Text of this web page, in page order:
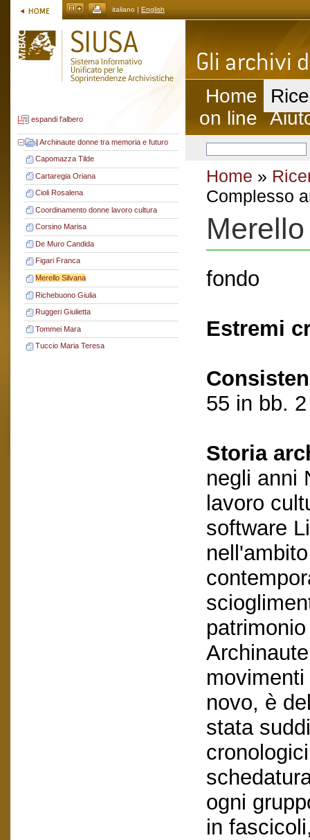
italiano | English
espandi l'albero
| Archinaute donne tra memoria e futuro
Capomazza Tilde
Cartaregia Oriana
Cioli Rosalena
Coordinamento donne lavoro cultura
Corsino Marisa
De Muro Candida
Figari Franca
Merello Silvana
Richebuono Giulia
Ruggeri Giulietta
Tommei Mara
Tuccio Maria Teresa
Home
on line
Home »
Complesso
fondo
Estremi
55 in bb. 2
Storia
negli anni
lavoro
software
novo, è
stata
ogni
in